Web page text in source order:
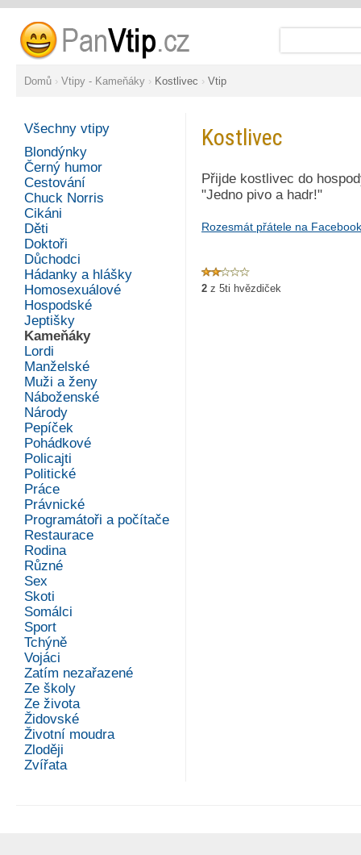
Domů › Vtipy - Kameňáky › Kostlivec › Vtip
Všechny vtipy
Blondýnky
Černý humor
Cestování
Chuck Norris
Cikáni
Děti
Doktoři
Důchodci
Hádanky a hlášky
Homosexuálové
Hospodské
Jeptišky
Kameňáky
Lordi
Manželské
Muži a ženy
Náboženské
Národy
Pepíček
Pohádkové
Policajti
Politické
Práce
Právnické
Programátoři a počítače
Restaurace
Rodina
Různé
Sex
Skoti
Somálci
Sport
Tchýně
Vojáci
Zatím nezařazené
Ze školy
Ze života
Židovské
Životní moudra
Zloději
Zvířata
Kostlivec
Přijde kostlivec do
"Jedno pivo a hadr!"
Rozesmát přátele na
2 z 5ti hvězdiček